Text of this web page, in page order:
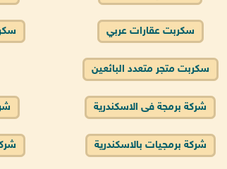
سكربت عقارات عربي
سكربت متجر متعدد البائعين
شركة برمجة فى الاسكندرية
شركة برمجيات بالاسكندرية